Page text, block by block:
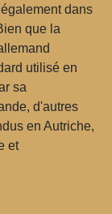
dans
que la
utilisé en
sa
d'autres
en Autriche,
et